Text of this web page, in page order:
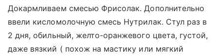
Докармливаем смесью Фрисолак. Дополнительно
ввели кисломолочную смесь Нутрилак. Стул раз в
2 дня, обильный, желто-оранжевого цвета, густой,
даже вязкий ( похож на мастику или мягкий